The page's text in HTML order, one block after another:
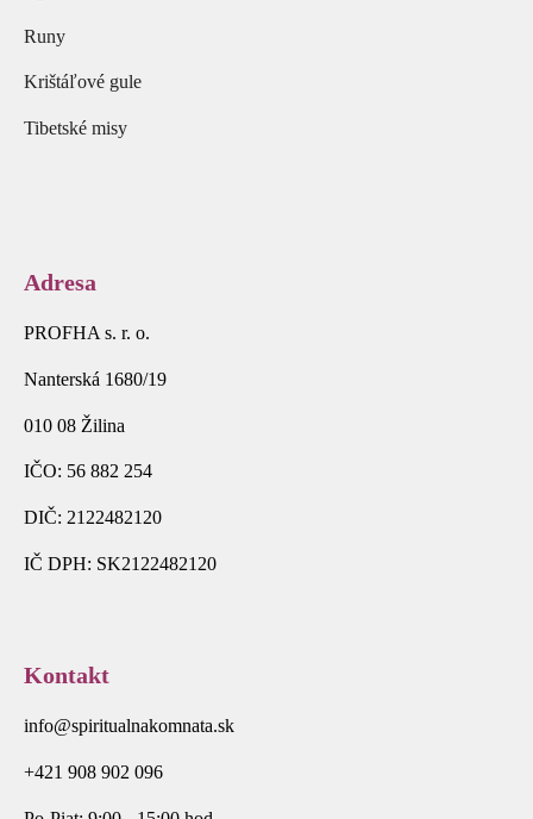
Runy
Krištáľové gule
Tibetské misy
Adresa
PROFHA s. r. o.
Nanterská 1680/19
010 08 Žilina
IČO: 56 882 254
DIČ: 2122482120
IČ DPH: SK2122482120
Kontakt
info@spiritualnakomnata.sk
+421 908 902 096